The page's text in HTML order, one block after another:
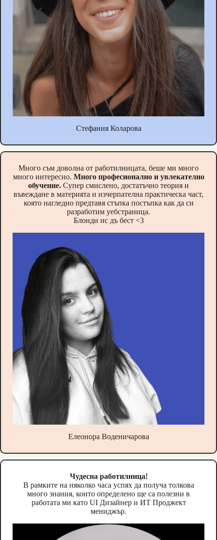
Стефания Коларова
Много съм доволна от работилницата, беше ми много
много интересно. Много професионално и увлекателно
обучение. Супер смислено, достатъчно теория и
въвеждане в материята и изчерпателна практическа част,
която нагледно предтавя стъпка постъпка как да си
разработим уебстраница.
Блонди ис дъ бест <3
Елеонора Воденичарова
Чудесна работилница!
В рамките на няколко часа успях да получа толкова
много знания, които определено ще са полезни в
работата ми като UI Дизайнер и ИТ Проджект
мениджър.